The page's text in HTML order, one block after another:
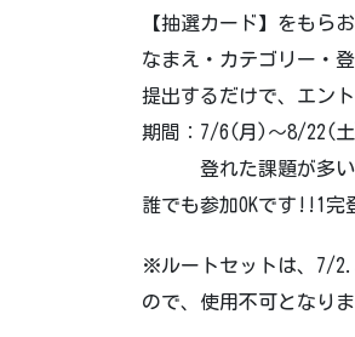
【抽選カード】をもらお
なまえ・カテゴリー・
提出するだけで、エン
期間：7/6(月)～8/22(
登れた課題が多いほ
誰でも参加OKです!!1
※ルートセットは、7/
ので、使用不可となりま